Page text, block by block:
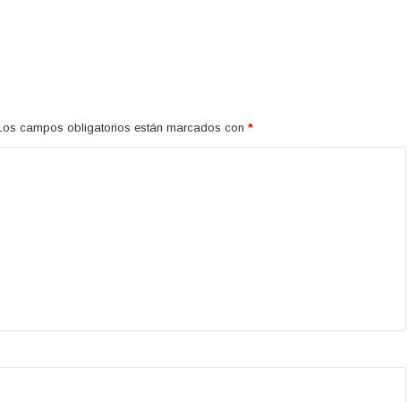
campos obligatorios están marcados con *